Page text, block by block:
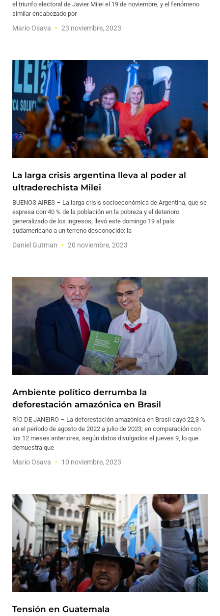
el triunfo electoral de Javier Milei el 19 de noviembre, y el fenómeno
similar encabezado por
Mario Osava 23 noviembre, 2023
La larga crisis argentina lleva al poder al
ultraderechista Milei
BUENOS AIRES – La larga crisis socioeconómica de Argentina, que se
expresa con 40 % de la población en la pobreza y el deterioro
generalizado de los ingresos, llevó este domingo 19 al país
sudamericano a un terreno desconocido: la
Daniel Gutman 20 noviembre, 2023
Ambiente político derrumba la
deforestación amazónica en Brasil
RÍO DE JANEIRO – La deforestación amazónica en Brasil cayó 22,3 %
en el período de agosto de 2022 a julio de 2023, en comparación con
los 12 meses anteriores, según datos divulgados el jueves 9, lo que
demuestra que
Mario Osava 10 noviembre, 2023
Tensión en Guatemala